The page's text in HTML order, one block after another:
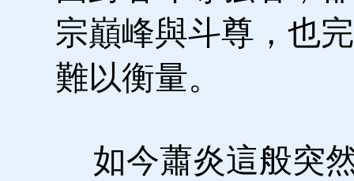
宗巔峰與斗尊，也
難以衡量。
如今蕭炎這般突